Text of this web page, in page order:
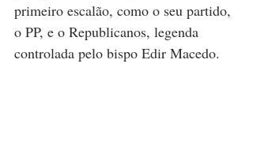
primeiro escalão, como o seu partido,
o PP, e o Republicanos, legenda
controlada pelo bispo Edir Macedo.